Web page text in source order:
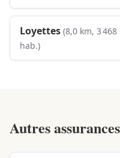
Loyettes (8,0 km, 3 468
hab.)
Autres